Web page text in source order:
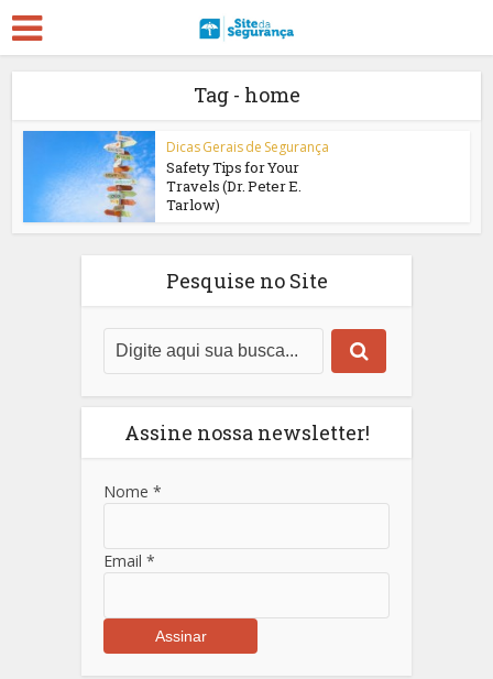
Tag - home
Dicas Gerais de Segurança
Safety Tips for Your
Travels (Dr. Peter E.
Tarlow)
Pesquise no Site
Assine nossa newsletter!
Nome *
Email *